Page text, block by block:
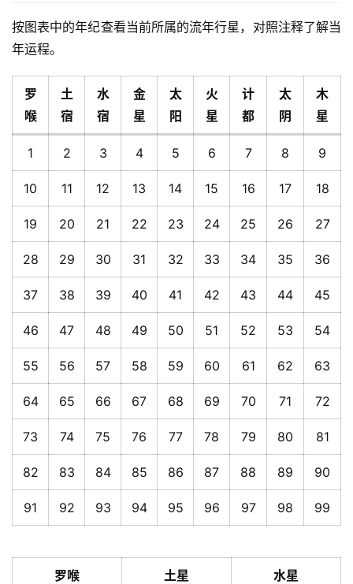
按图表中的年纪查看当前所属的流年行星，对照注释了解当
年运程。
罗
喉
土
宿
水
宿
金
星
太
阳
火
星
计
都
太
阴
木
星
1 2 3 4 5 6 7 8 9
10 11 12 13 14 15 16 17 18
19 20 21 22 23 24 25 26 27
28 29 30 31 32 33 34 35 36
37 38 39 40 41 42 43 44 45
46 47 48 49 50 51 52 53 54
55 56 57 58 59 60 61 62 63
64 65 66 67 68 69 70 71 72
73 74 75 76 77 78 79 80 81
82 83 84 85 86 87 88 89 90
91 92 93 94 95 96 97 98 99
罗喉 土星 水星